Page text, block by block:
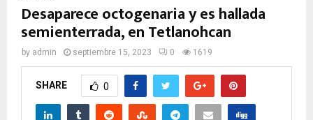
Desaparece octogenaria y es hallada
semienterrada, en Tetlanohcan
by admin septiembre 15, 2023 0 1619
SHARE 0